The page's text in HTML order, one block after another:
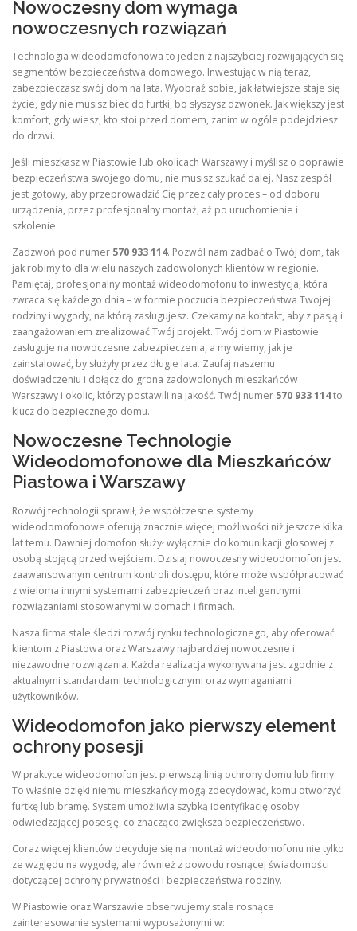
Nowoczesny dom wymaga
nowoczesnych rozwiązań
Technologia wideodomofonowa to jeden z najszybciej rozwijających się
segmentów bezpieczeństwa domowego. Inwestując w nią teraz,
zabezpieczasz swój dom na lata. Wyobraź sobie, jak łatwiejsze staje się
życie, gdy nie musisz biec do furtki, bo słyszysz dzwonek. Jak większy jest
komfort, gdy wiesz, kto stoi przed domem, zanim w ogóle podejdziesz
do drzwi.
Jeśli mieszkasz w Piastowie lub okolicach Warszawy i myślisz o poprawie
bezpieczeństwa swojego domu, nie musisz szukać dalej. Nasz zespół
jest gotowy, aby przeprowadzić Cię przez cały proces – od doboru
urządzenia, przez profesjonalny montaż, aż po uruchomienie i
szkolenie.
Zadzwoń pod numer 570 933 114. Pozwól nam zadbać o Twój dom, tak
jak robimy to dla wielu naszych zadowolonych klientów w regionie.
Pamiętaj, profesjonalny montaż wideodomofonu to inwestycja, która
zwraca się każdego dnia – w formie poczucia bezpieczeństwa Twojej
rodziny i wygody, na którą zasługujesz. Czekamy na kontakt, aby z pasją i
zaangażowaniem zrealizować Twój projekt. Twój dom w Piastowie
zasługuje na nowoczesne zabezpieczenia, a my wiemy, jak je
zainstalować, by służyły przez długie lata. Zaufaj naszemu
doświadczeniu i dołącz do grona zadowolonych mieszkańców
Warszawy i okolic, którzy postawili na jakość. Twój numer 570 933 114to
klucz do bezpiecznego domu.
Nowoczesne Technologie
Wideodomofonowe dla Mieszkańców
Piastowa i Warszawy
Rozwój technologii sprawił, że współczesne systemy
wideodomofonowe oferują znacznie więcej możliwości niż jeszcze kilka
lat temu. Dawniej domofon służył wyłącznie do komunikacji głosowej z
osobą stojącą przed wejściem. Dzisiaj nowoczesny wideodomofon jest
zaawansowanym centrum kontroli dostępu, które może współpracować
z wieloma innymi systemami zabezpieczeń oraz inteligentnymi
rozwiązaniami stosowanymi w domach i firmach.
Nasza firma stale śledzi rozwój rynku technologicznego, aby oferować
klientom z Piastowa oraz Warszawy najbardziej nowoczesne i
niezawodne rozwiązania. Każda realizacja wykonywana jest zgodnie z
aktualnymi standardami technologicznymi oraz wymaganiami
użytkowników.
Wideodomofon jako pierwszy element
ochrony posesji
W praktyce wideodomofon jest pierwszą linią ochrony domu lub firmy.
To właśnie dzięki niemu mieszkańcy mogą zdecydować, komu otworzyć
furtkę lub bramę. System umożliwia szybką identyfikację osoby
odwiedzającej posesję, co znacząco zwiększa bezpieczeństwo.
Coraz więcej klientów decyduje się na montaż wideodomofonu nie tylko
ze względu na wygodę, ale również z powodu rosnącej świadomości
dotyczącej ochrony prywatności i bezpieczeństwa rodziny.
W Piastowie oraz Warszawie obserwujemy stale rosnące
zainteresowanie systemami wyposażonymi w: